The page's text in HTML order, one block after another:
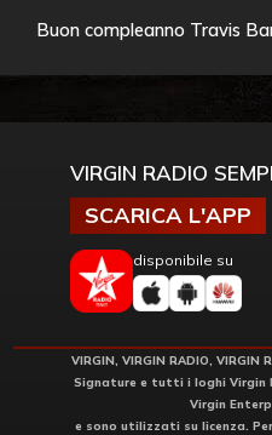
Buon compleanno Travis
VIRGIN RADIO
SCARICA L'APP
disponibile su
VIRGIN, VIRGIN RADIO, VIRGIN
Signature e tutti i loghi Virgin
Virgin
e sono utilizzati su licenza.